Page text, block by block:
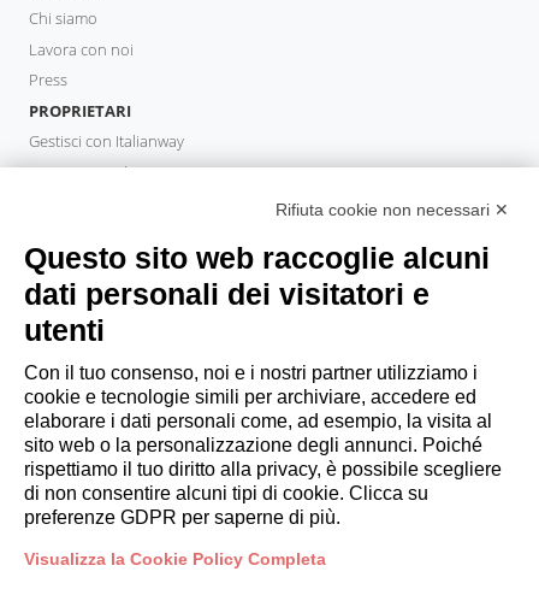
Chi siamo
Lavora con noi
Press
PROPRIETARI
Gestisci con Italianway
Investi con Italianway
Diventa Partner
Italianway Academy
OSPITI
Soggiorni lunghi
Esperienze per gli ospiti
Sconti per gli ospiti
Convenzioni per Aziende
booking@italianway.house
Rifiuta cookie non necessari ✕
Questo sito web raccoglie alcuni
dati personali dei visitatori e
utenti
Con il tuo consenso, noi e i nostri partner utilizziamo i
cookie e tecnologie simili per archiviare, accedere ed
elaborare i dati personali come, ad esempio, la visita al
sito web o la personalizzazione degli annunci. Poiché
rispettiamo il tuo diritto alla privacy, è possibile scegliere
di non consentire alcuni tipi di cookie. Clicca su
preferenze GDPR per saperne di più.
Visualizza la Cookie Policy Completa